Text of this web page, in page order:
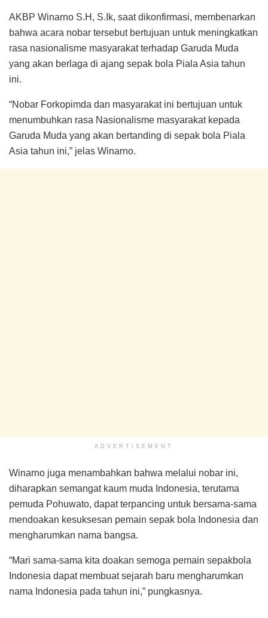
AKBP Winarno S.H, S.Ik, saat dikonfirmasi, membenarkan
bahwa acara nobar tersebut bertujuan untuk meningkatkan
rasa nasionalisme masyarakat terhadap Garuda Muda
yang akan berlaga di ajang sepak bola Piala Asia tahun
ini.
“Nobar Forkopimda dan masyarakat ini bertujuan untuk
menumbuhkan rasa Nasionalisme masyarakat kepada
Garuda Muda yang akan bertanding di sepak bola Piala
Asia tahun ini,” jelas Winarno.
ADVERTISEMENT
Winarno juga menambahkan bahwa melalui nobar ini,
diharapkan semangat kaum muda Indonesia, terutama
pemuda Pohuwato, dapat terpancing untuk bersama-sama
mendoakan kesuksesan pemain sepak bola Indonesia dan
mengharumkan nama bangsa.
“Mari sama-sama kita doakan semoga pemain sepakbola
Indonesia dapat membuat sejarah baru mengharumkan
nama Indonesia pada tahun ini,” pungkasnya.